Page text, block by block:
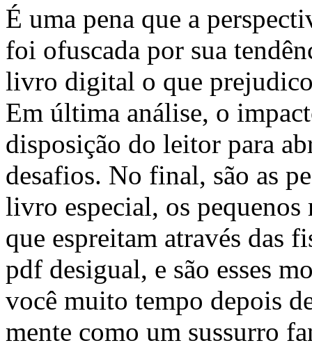
É uma pena que a
foi ofuscada por sua
livro digital o que
Em última análise, o
disposição do leitor para
desafios. No final, são as
livro especial, os pequenos
que espreitam através das
pdf desigual, e são esses
você muito tempo depois
mente como um sussurro